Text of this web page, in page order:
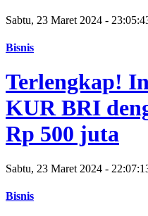
Sabtu, 23 Maret 2024 -
Bisnis
Terlengkap!
KUR BRI
Rp 500 juta
Sabtu, 23 Maret 2024 -
Bisnis